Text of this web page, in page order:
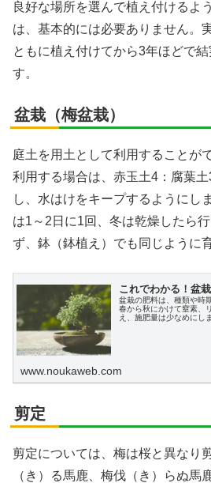
良好な場所を選んで植え付けるよ
は、基本的には必要ありません。
ともに植え付けてから3年ほどで
す。
盆栽（梅盆栽）
庭土を用土として利用することが
利用する場合は、赤玉土4：腐葉
し、水はけをキープするようにし
は1～2日に1回、冬は乾燥したら
ず、鉢（鉢植え）でも同じように
これでわかる！盆
盆栽の肥料は、種類や時
春から秋にかけて窒素、
え、施肥量は少なめにし
www.noukaweb.com
剪定
剪定については、梅は桜と異なり
（き）る馬鹿、梅伐（き）らぬ馬